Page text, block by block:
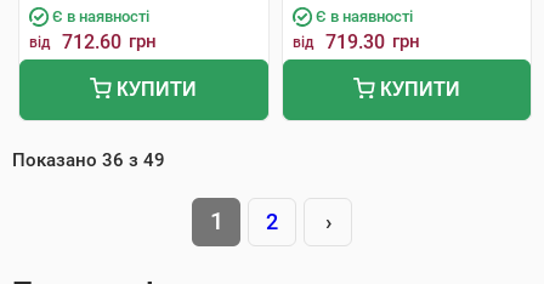
Є в наявності
від 712.60 грн
КУПИТИ
Є в наявності
від 719.30 грн
КУПИТИ
Показано 36 з 49
1 2 ›